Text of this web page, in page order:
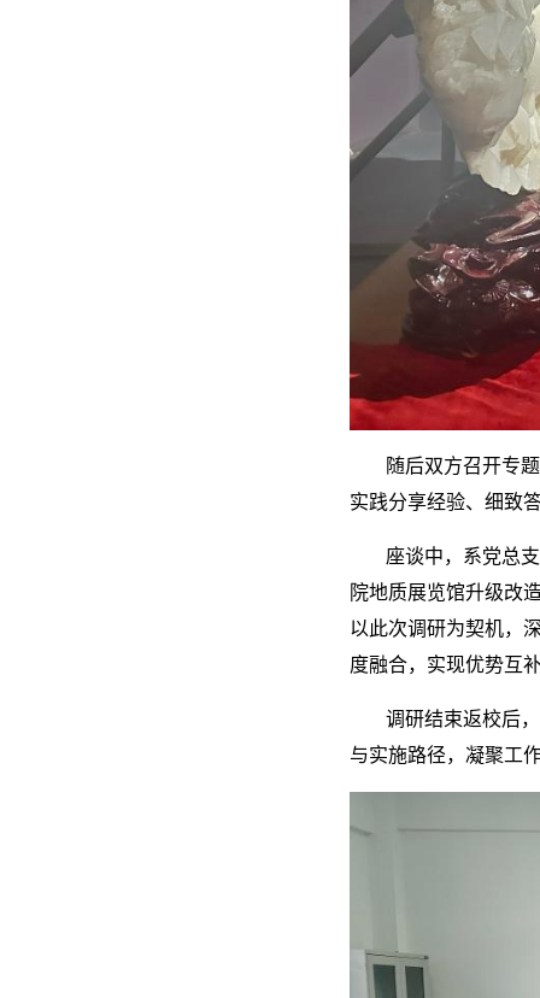
随后双方召开专
实践分享经验、细致
座谈中，系党总
院地质展览馆升级改
以此次调研为契机，
度融合，实现优势互
调研结束返校后
与实施路径，凝聚工